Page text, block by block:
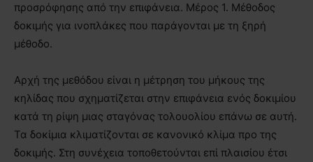
προσρόφησης από την επιφάνεια. Μέρος 1. Μέθοδος
δοκιμής για ινοπλάκες που παράγονται µε τη ξηρή
μέθοδο.
Αρχή της μεθόδου είναι η μέτρηση του μήκους της
κηλίδας που σχηματίζεται στην επιφάνεια ενός δοκιμίου
κατά τη ρίψη μιας σταγόνας τολουολίου επάνω σε αυτή.
Τα δοκίμια κλιματίζονται σε κανονικό κλίμα προ της
δοκιμής. Στη συνέχεια τοποθετούνται επί πλαισίου έτσι